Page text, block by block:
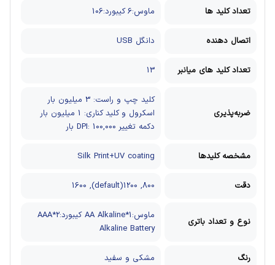
تعداد کلید ها ماوس:6 کیبورد:106
اتصال دهنده دانگل USB
تعداد کلید های میانبر 13
ضربه‌پذیری
کلید چپ و راست: 3 میلیون بار
اسکرول و کلید کناری: 1 میلیون بار
دکمه تغییر DPI: 100,000 بار
مشخصه کلیدها Silk Print+UV coating
دقت 800, 1200(default), 1600
نوع و تعداد باتری
ماوس:1*AA Alkaline
کیبورد:2*AAA
Alkaline Battery
رنگ مشکی و سفید